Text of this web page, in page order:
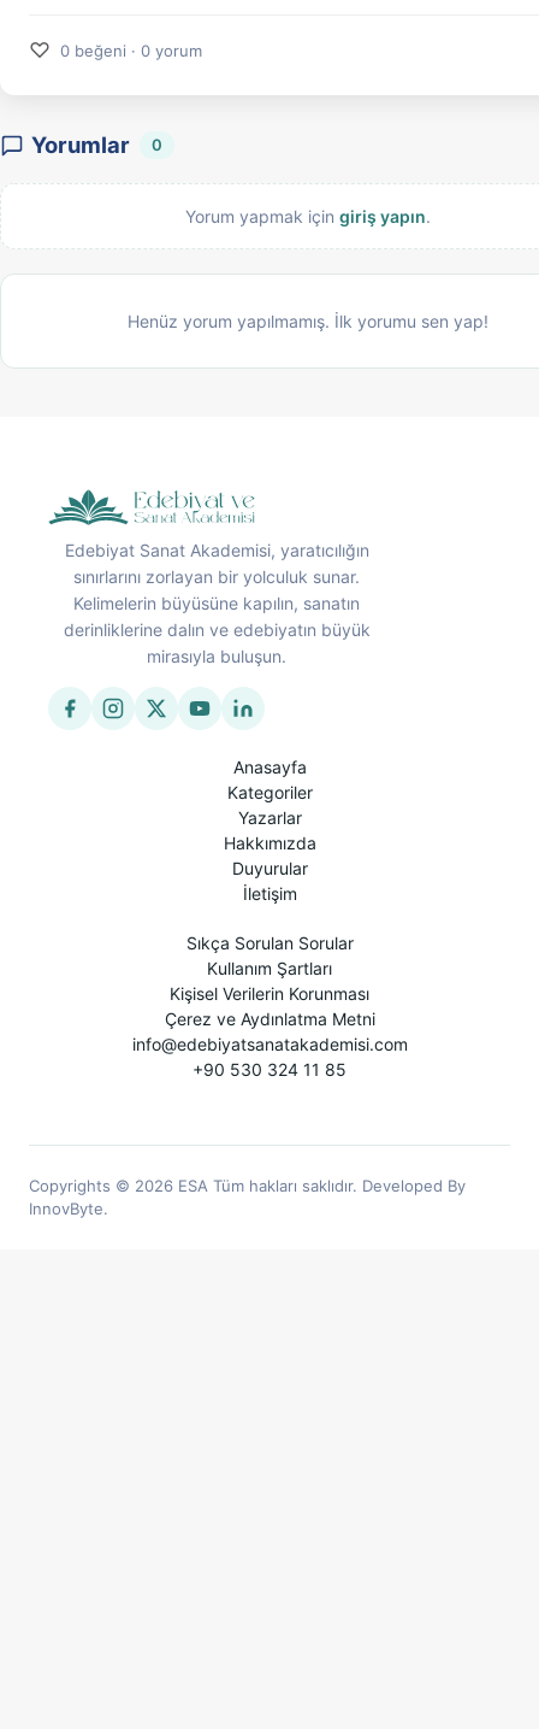
♡ 0 beğeni · 0 yorum
Yorumlar 0
Yorum yapmak için giriş yapın.
Henüz yorum yapılmamış. İlk yorumu sen yap!
Edebiyat Sanat Akademisi, yaratıcılığın
sınırlarını zorlayan bir yolculuk sunar.
Kelimelerin büyüsüne kapılın, sanatın
derinliklerine dalın ve edebiyatın büyük
mirasıyla buluşun.
Anasayfa
Kategoriler
Yazarlar
Hakkımızda
Duyurular
İletişim
Sıkça Sorulan Sorular
Kullanım Şartları
Kişisel Verilerin Korunması
Çerez ve Aydınlatma Metni
info@edebiyatsanatakademisi.com
+90 530 324 11 85
Copyrights © 2026 ESA Tüm hakları saklıdır. Developed By
InnovByte.